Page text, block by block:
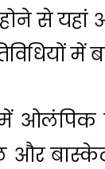
से यहां
में
ओलंपिक
और